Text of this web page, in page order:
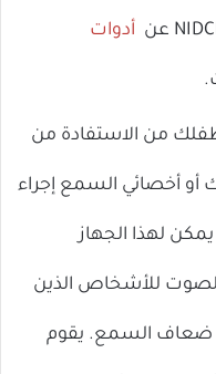
أدوات
من الاستفادة من
أو أخصائي السمع إجراء
لهذا الجهاز
للأشخاص الذين
ضعاف السمع. يقوم